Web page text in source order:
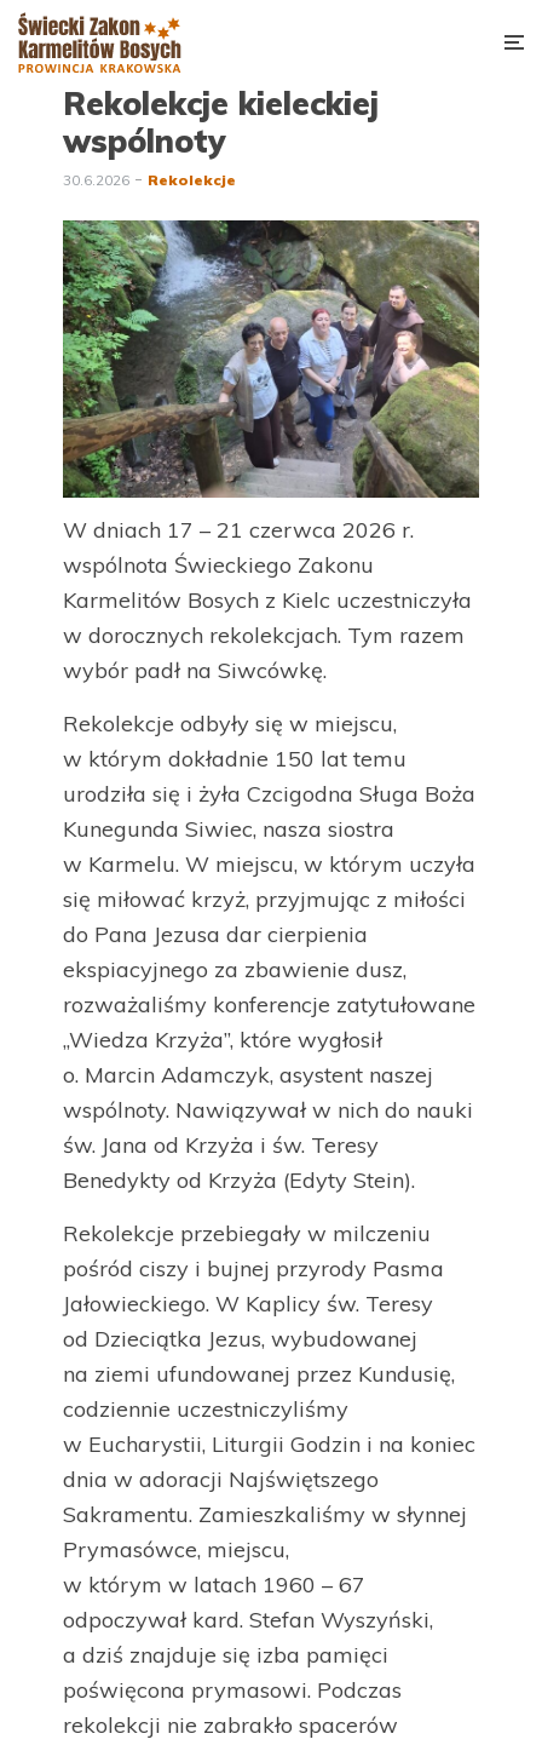
Rekolekcje kieleckiej
wspólnoty
30.6.2026 Rekolekcje
W dniach 17 – 21 czerwca 2026 r.
wspólnota Świeckiego Zakonu
Karmelitów Bosych z Kielc uczestniczyła
w dorocznych rekolekcjach. Tym razem
wybór padł na Siwcówkę.
Rekolekcje odbyły się w miejscu,
w którym dokładnie 150 lat temu
urodziła się i żyła Czcigodna Sługa Boża
Kunegunda Siwiec, nasza siostra
w Karmelu. W miejscu, w którym uczyła
się miłować krzyż, przyjmując z miłości
do Pana Jezusa dar cierpienia
ekspiacyjnego za zbawienie dusz,
rozważaliśmy konferencje zatytułowane
„Wiedza Krzyża”, które wygłosił
o. Marcin Adamczyk, asystent naszej
wspólnoty. Nawiązywał w nich do nauki
św. Jana od Krzyża i św. Teresy
Benedykty od Krzyża (Edyty Stein).
Rekolekcje przebiegały w milczeniu
pośród ciszy i bujnej przyrody Pasma
Jałowieckiego. W Kaplicy św. Teresy
od Dzieciątka Jezus, wybudowanej
na ziemi ufundowanej przez Kundusię,
codziennie uczestniczyliśmy
w Eucharystii, Liturgii Godzin i na koniec
dnia w adoracji Najświętszego
Sakramentu. Zamieszkaliśmy w słynnej
Prymasówce, miejscu,
w którym w latach 1960 – 67
odpoczywał kard. Stefan Wyszyński,
a dziś znajduje się izba pamięci
poświęcona prymasowi. Podczas
rekolekcji nie zabrakło spacerów